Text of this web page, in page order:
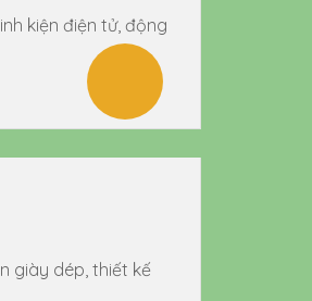
kiện điện tử, động
giày dép, thiết kế